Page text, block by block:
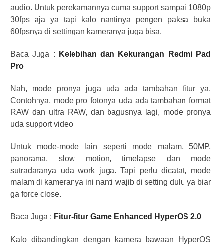
audio. Untuk perekamannya cuma support sampai 1080p
30fps aja ya tapi kalo nantinya pengen paksa buka
60fpsnya di settingan kameranya juga bisa.
Baca Juga :
Kelebihan dan Kekurangan Redmi Pad
Pro
Nah, mode pronya juga uda ada tambahan fitur ya.
Contohnya, mode pro fotonya uda ada tambahan format
RAW dan ultra RAW, dan bagusnya lagi, mode pronya
uda support video.
Untuk mode-mode lain seperti mode malam, 50MP,
panorama, slow motion, timelapse dan mode
sutradaranya uda work juga. Tapi perlu dicatat, mode
malam di kameranya ini nanti wajib di setting dulu ya biar
ga force close.
Baca Juga : Fitur-fitur Game Enhanced HyperOS 2.0
Kalo dibandingkan dengan kamera bawaan HyperOS